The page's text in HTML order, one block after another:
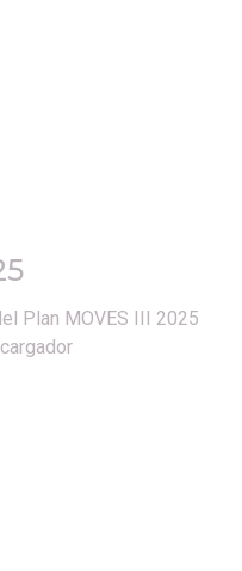
Plan MOVES III 2025